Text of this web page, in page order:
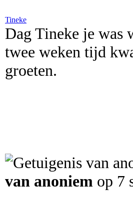
Tineke
Dag Tineke je was
twee weken tijd
groeten.
van anoniem op 7